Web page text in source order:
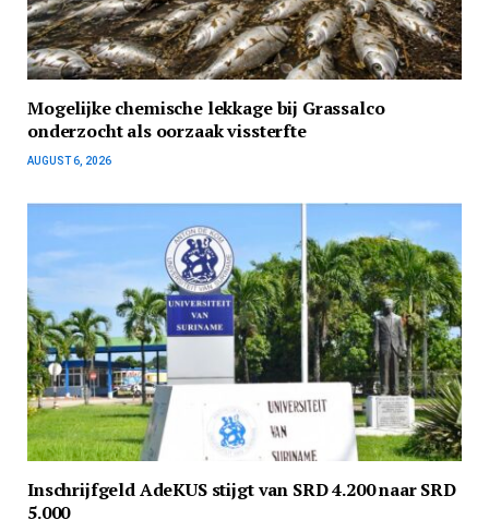
Mogelijke chemische lekkage bij Grassalco
onderzocht als oorzaak vissterfte
AUGUST 6, 2026
Inschrijfgeld AdeKUS stijgt van SRD 4.200 naar SRD
5.000